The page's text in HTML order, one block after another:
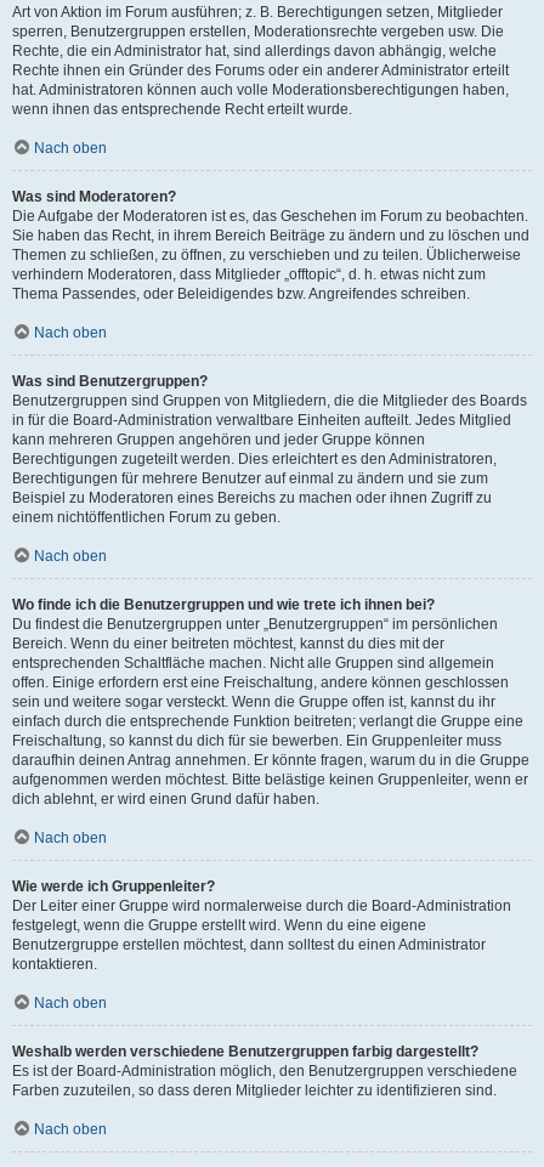
Art von Aktion im Forum ausführen; z. B. Berechtigungen setzen, Mitglieder
sperren, Benutzergruppen erstellen, Moderationsrechte vergeben usw. Die
Rechte, die ein Administrator hat, sind allerdings davon abhängig, welche
Rechte ihnen ein Gründer des Forums oder ein anderer Administrator erteilt
hat. Administratoren können auch volle Moderationsberechtigungen haben,
wenn ihnen das entsprechende Recht erteilt wurde.
Nach oben
Was sind Moderatoren?
Die Aufgabe der Moderatoren ist es, das Geschehen im Forum zu beobachten.
Sie haben das Recht, in ihrem Bereich Beiträge zu ändern und zu löschen und
Themen zu schließen, zu öffnen, zu verschieben und zu teilen. Üblicherweise
verhindern Moderatoren, dass Mitglieder „offtopic“, d. h. etwas nicht zum
Thema Passendes, oder Beleidigendes bzw. Angreifendes schreiben.
Nach oben
Was sind Benutzergruppen?
Benutzergruppen sind Gruppen von Mitgliedern, die die Mitglieder des Boards
in für die Board-Administration verwaltbare Einheiten aufteilt. Jedes Mitglied
kann mehreren Gruppen angehören und jeder Gruppe können
Berechtigungen zugeteilt werden. Dies erleichtert es den Administratoren,
Berechtigungen für mehrere Benutzer auf einmal zu ändern und sie zum
Beispiel zu Moderatoren eines Bereichs zu machen oder ihnen Zugriff zu
einem nichtöffentlichen Forum zu geben.
Nach oben
Wo finde ich die Benutzergruppen und wie trete ich ihnen bei?
Du findest die Benutzergruppen unter „Benutzergruppen“ im persönlichen
Bereich. Wenn du einer beitreten möchtest, kannst du dies mit der
entsprechenden Schaltfläche machen. Nicht alle Gruppen sind allgemein
offen. Einige erfordern erst eine Freischaltung, andere können geschlossen
sein und weitere sogar versteckt. Wenn die Gruppe offen ist, kannst du ihr
einfach durch die entsprechende Funktion beitreten; verlangt die Gruppe eine
Freischaltung, so kannst du dich für sie bewerben. Ein Gruppenleiter muss
daraufhin deinen Antrag annehmen. Er könnte fragen, warum du in die Gruppe
aufgenommen werden möchtest. Bitte belästige keinen Gruppenleiter, wenn er
dich ablehnt, er wird einen Grund dafür haben.
Nach oben
Wie werde ich Gruppenleiter?
Der Leiter einer Gruppe wird normalerweise durch die Board-Administration
festgelegt, wenn die Gruppe erstellt wird. Wenn du eine eigene
Benutzergruppe erstellen möchtest, dann solltest du einen Administrator
kontaktieren.
Nach oben
Weshalb werden verschiedene Benutzergruppen farbig dargestellt?
Es ist der Board-Administration möglich, den Benutzergruppen verschiedene
Farben zuzuteilen, so dass deren Mitglieder leichter zu identifizieren sind.
Nach oben